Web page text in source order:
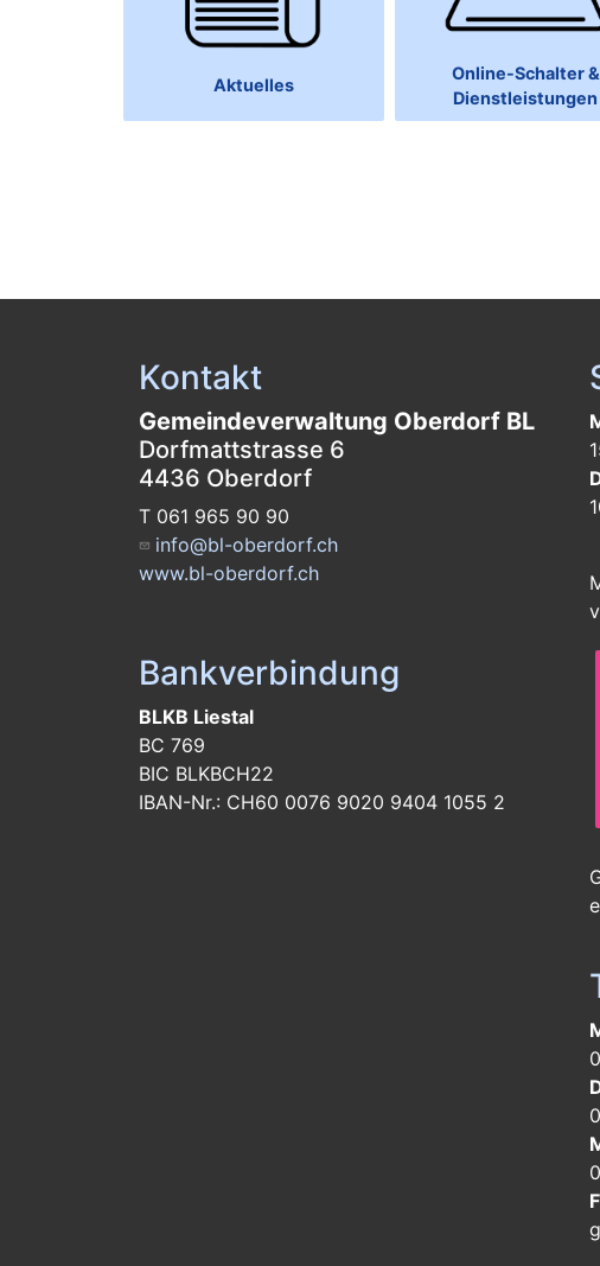
Aktuelles
Online-Schalter &
Dienstleistungen
Kontakt
Gemeindeverwaltung Oberdorf BL
Dorfmattstrasse 6
4436 Oberdorf
T 061 965 90 90
info@bl-oberdorf.ch
www.bl-oberdorf.ch
Bankverbindung
BLKB Liestal
BC 769
BIC BLKBCH22
IBAN-Nr.: CH60 0076 9020 9404 1055 2